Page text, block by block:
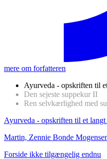
mere om forfatteren
Ayurveda - opskriften til
Den sejeste suppekur II
Ren selvkærlighed med
Ayurveda - opskriften til et
Martin, Zennie Bonde
Forside ikke tilgængelig endnu